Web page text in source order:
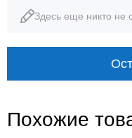
Здесь еще никто не
Похожие